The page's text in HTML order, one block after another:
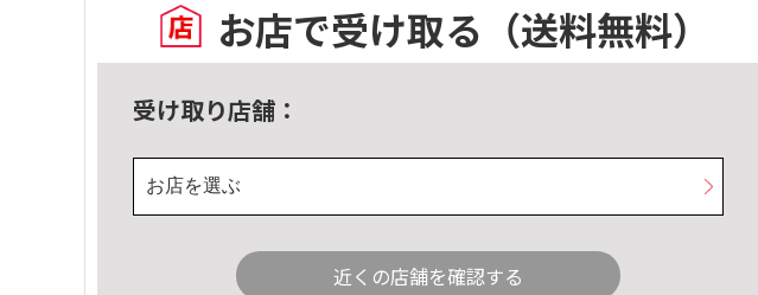
お店で受け取る （送料無料）
受け取り店舗：
お店を選ぶ
近くの店舗を確認する